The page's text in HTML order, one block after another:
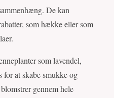
De kan
som hække eller som
som lavendel,
at skabe smukke og
gennem hele